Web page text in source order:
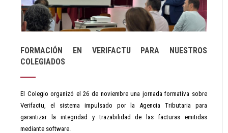
FORMACIÓN EN VERIFACTU PARA NUESTROS
COLEGIADOS
El Colegio organizó el 26 de noviembre una jornada formativa sobre
Verifactu, el sistema impulsado por la Agencia Tributaria para
garantizar la integridad y trazabilidad de las facturas emitidas
mediante software.